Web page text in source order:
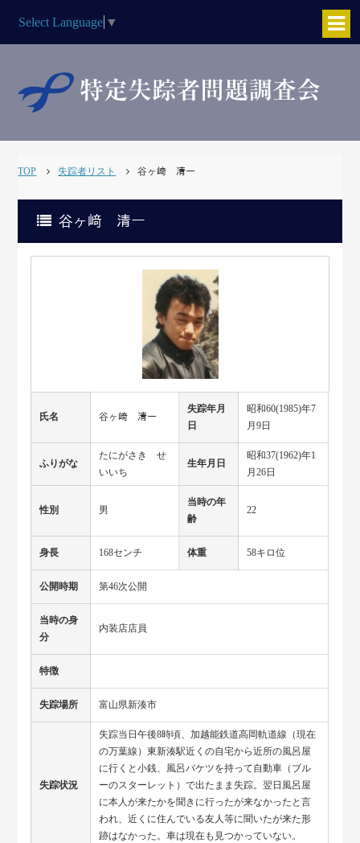
Select Language ▼
TOP 失踪者リスト 谷ヶ﨑 清一
谷ヶ﨑 清一
氏名 谷ヶ﨑 清一
失踪年月
日
昭和60(1985)年7
月9日
ふりがな
たにがさき せ
いいち
生年月日
昭和37(1962)年1
月26日
性別 男
当時の年
齢
22
身長 168センチ 体重 58キロ位
公開時期 第46次公開
当時の身
分
内装店店員
特徴
失踪場所 富山県新湊市
失踪状況
失踪当日午後8時頃、加越能鉄道高岡軌道線（現在
の万葉線）東新湊駅近くの自宅から近所の風呂屋
に行くと小銭、風呂バケツを持って自動車（ブル
ーのスターレット）で出たまま失踪。翌日風呂屋
に本人が来たかを聞きに行ったが来なかったと言
われ、近くに住んでいる友人等に聞いたが来た形
跡はなかった。車は現在も見つかっていない。